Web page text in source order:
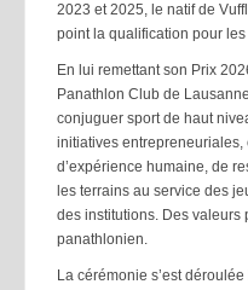
2023 et 2025, le natif de
point la qualification pour
En lui remettant son Prix
Panathlon Club de
conjuguer sport de haut
initiatives
d’expérience humaine, de
les terrains au service des
des institutions. Des valeurs
panathlonien.
La cérémonie s’est déroulée